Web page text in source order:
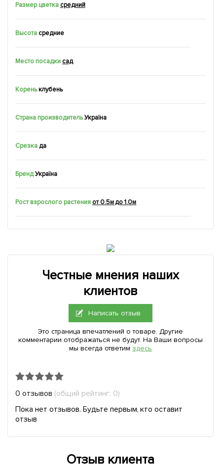
Размер цветка средний
Высота средние
Место посадки сад
Кореньклубень
Страна производитель Україна
Срезкада
БрендУкраїна
Рост взрослого растения от 0.5м до 1.0м
Честные мнения наших
клиентов
Написать отзыв
Это страница впечатлений о товаре. Другие
комментарии отображаться не будут. На Ваши вопросы
мы всегда ответим здесь
0 отзывов (общий рейтинг: 0)
Пока нет отзывов. Будьте первым, кто оставит
отзыв
Отзыв клиента